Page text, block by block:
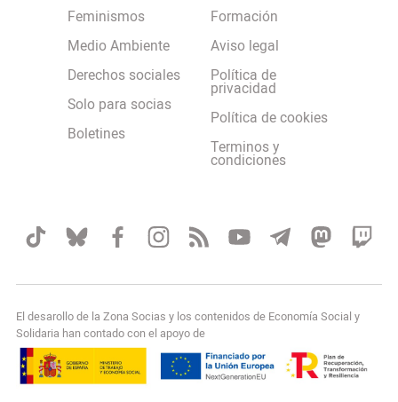
Feminismos
Medio Ambiente
Derechos sociales
Solo para socias
Boletines
Formación
Aviso legal
Política de
privacidad
Política de cookies
Terminos y
condiciones
El desarollo de la Zona Socias y los contenidos de Economía Social y
Solidaria han contado con el apoyo de